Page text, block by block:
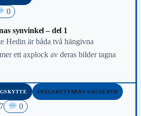
0
synvinkel – del 1
Hedin är båda två hängivna
ett axplock av deras bilder tagna
#BÅGSKYTTARNA VAGGERYD
0